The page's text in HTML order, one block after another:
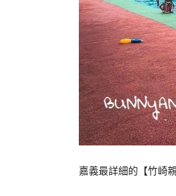
嘉義最詳細的【竹崎